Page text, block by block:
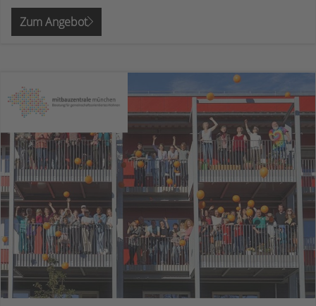
Zum Angebot